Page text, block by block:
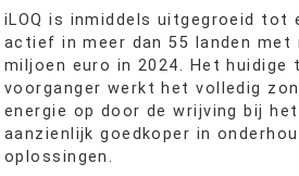
iLOQ is inmiddels uitgegroeid tot
actief in meer dan 55 landen met
miljoen euro in 2024. Het
voorganger werkt het volledig
energie op door de wrijving bij
aanzienlijk goedkoper in
oplossingen.